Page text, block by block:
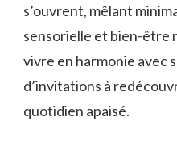
s’ouvrent, mêlant
sensorielle et bien-être
vivre en harmonie avec
d’invitations à
quotidien apaisé.